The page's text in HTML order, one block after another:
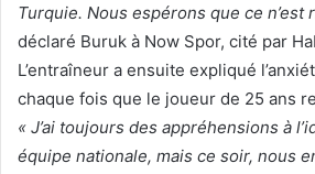
Turquie. Nous espérons que ce n’est
déclaré Buruk à Now Spor, cité par
L’entraîneur a ensuite expliqué
chaque fois que le joueur de 25 ans
« J’ai toujours des appréhensions à
équipe nationale, mais ce soir, nous